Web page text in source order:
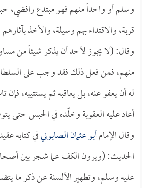
وسلم أو واحداً منهم فهو مبتدع رافضي،
قربة، والاقتداء بهم وسيلة، والأخذ
وقال: (لا يجوز لأحد أن يذكر شيئاً من
منهم، فمن فعل ذلك فقد وجب على
له أن يعفو عنه، بل يعاقبه ثم يستتيبه،
أعاد عليه العقوبة وخلّده في الحبس حتى
وقال الإمامأبو عثمان الصابونيفي كتابه
الحديث: (ويرون الكف عما شجر بين
عليه وسلم، وتطهير الألسنة عن ذكر ما